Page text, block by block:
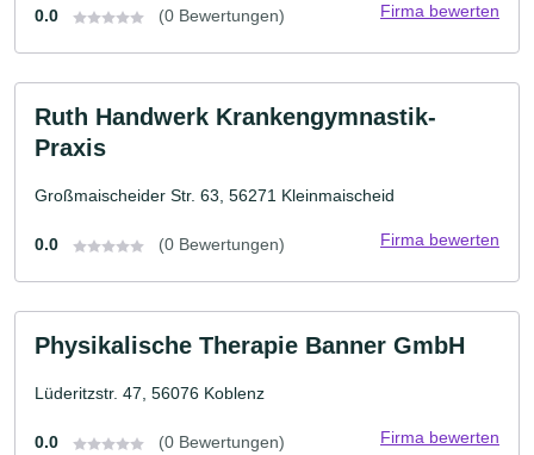
0.0 (0 Bewertungen) Firma bewerten
Ruth Handwerk Krankengymnastik-
Praxis
Großmaischeider Str. 63, 56271 Kleinmaischeid
0.0 (0 Bewertungen) Firma bewerten
Physikalische Therapie Banner GmbH
Lüderitzstr. 47, 56076 Koblenz
0.0 (0 Bewertungen) Firma bewerten